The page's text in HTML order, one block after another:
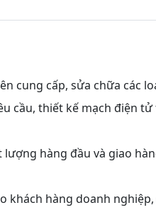
cung cấp, sửa chữa các
cầu, thiết kế mạch điện tử
hàng đầu và giao
khách hàng doanh